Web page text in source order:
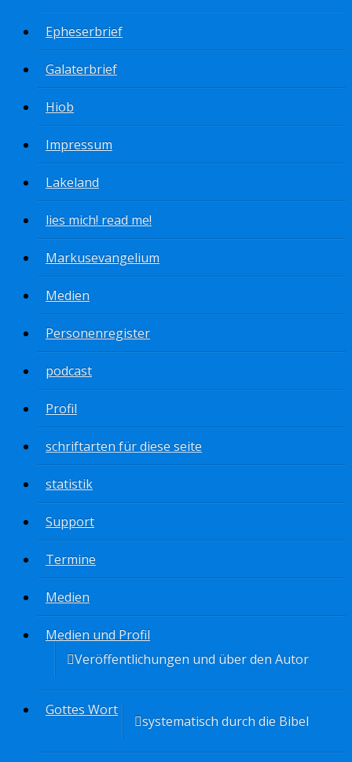
Epheserbrief
Galaterbrief
Hiob
Impressum
Lakeland
lies mich! read me!
Markusevangelium
Medien
Personenregister
podcast
Profil
schriftarten für diese seite
statistik
Support
Termine
Medien
Medien und Profil
Veröffentlichungen und über den Autor
Gottes Wort
systematisch durch die Bibel